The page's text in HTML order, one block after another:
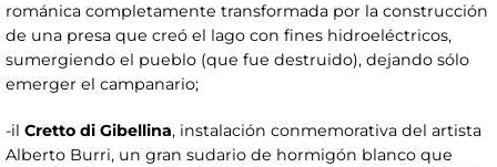
románica completamente transformada por la construcción
de una presa que creó el lago con fines hidroeléctricos,
sumergiendo el pueblo (que fue destruido), dejando sólo
emerger el campanario;
-il Cretto di Gibellina, instalación conmemorativa del artista
Alberto Burri, un gran sudario de hormigón blanco que